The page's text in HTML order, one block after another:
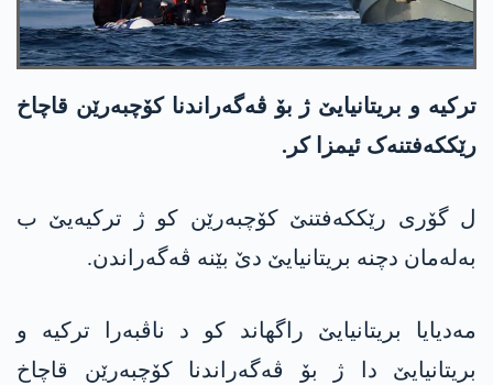
ترکیە و بریتانیایێ ژ بۆ ڤەگەراندنا کۆچبەرێن قاچاخ
رێكکەفتنەک ئیمزا کر.
ل گۆری رێکكەفتنێ کۆچبەرێن کو ژ ترکیەیێ ب
بەلەمان دچنە بریتانیایێ دێ بێنە ڤەگەراندن.
مەدیایا بریتانیایێ راگهاند کو د ناڤبەرا ترکیە و
بریتانیایێ دا ژ بۆ ڤەگەراندنا کۆچبەرێن قاچاخ